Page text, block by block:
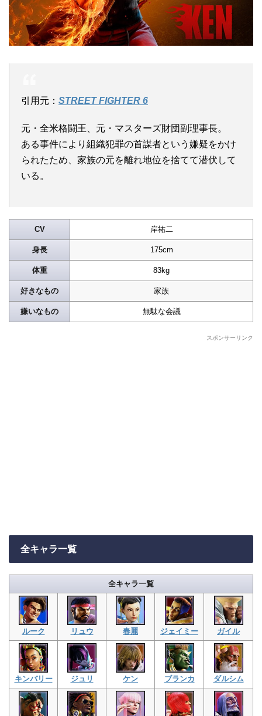
引用元： STREET FIGHTER 6
元・全米格闘王、元・マスターズ財団副理事長。
ある事件により組織犯罪の首謀者という嫌疑をかけ
られたため、家族の元を離れ地位を捨てて潜伏して
いる。
CV 岸祐二
身長 175cm
体重 83kg
好きなもの 家族
嫌いなもの 無駄な会議
スポンサーリンク
全キャラ一覧
全キャラ一覧
ルーク リュウ 春麗 ジェイミー ガイル
キンバリー ジュリ ケン ブランカ ダルシム